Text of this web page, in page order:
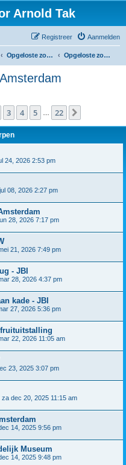
Arnold Tak
Aanmelden
Registreer
Opgeloste zoekplaatjes in Noord-Holland Opgeloste zoekplaatjes in Amsterdam
van 22
3 4 5 22
24, 2026 2:53 pm
08, 2026 2:27 pm
28, 2026 7:17 pm
21, 2026 7:49 pm
- JBI
28, 2026 4:37 pm
kade - JBI
27, 2026 5:36 pm
22, 2026 11:05 am
23, 2025 3:07 pm
za dec 20, 2025 11:15 am
14, 2025 9:56 pm
Museum
14, 2025 9:48 pm